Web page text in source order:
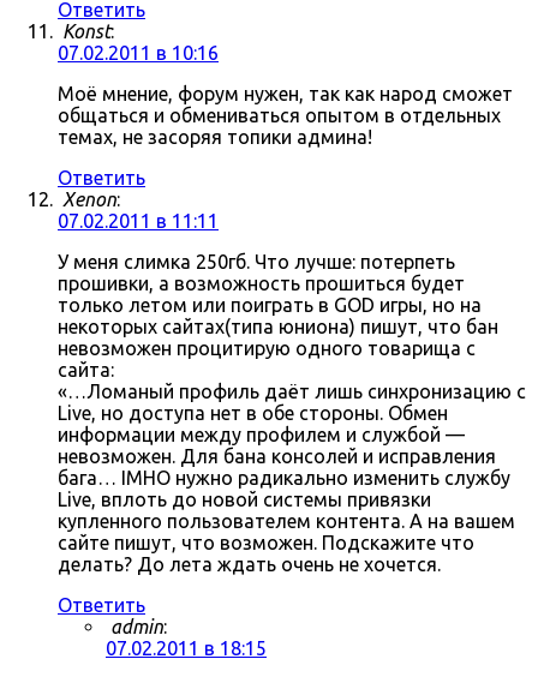
Ответить
Konst:
07.02.2011 в 10:16
Моё мнение, форум нужен, так как народ сможет
общаться и обмениваться опытом в отдельных
темах, не засоряя топики админа!
Ответить
Xenon:
07.02.2011 в 11:11
У меня слимка 250гб. Что лучше: потерпеть
прошивки, а возможность прошиться будет
только летом или поиграть в GOD игры, но на
некоторых сайтах(типа юниона) пишут, что бан
невозможен процитирую одного товарища с
сайта:
«…Ломаный профиль даёт лишь синхронизацию с
Live, но доступа нет в обе стороны. Обмен
информации между профилем и службой —
невозможен. Для бана консолей и исправления
бага… IMHO нужно радикально изменить службу
Live, вплоть до новой системы привязки
купленного пользователем контента. А на вашем
сайте пишут, что возможен. Подскажите что
делать? До лета ждать очень не хочется.
Ответить
admin:
07.02.2011 в 18:15